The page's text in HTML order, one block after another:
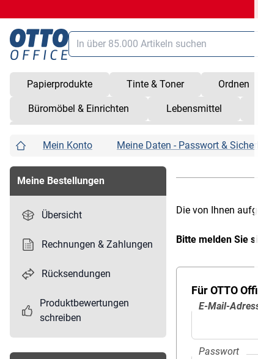
Hauptinhalt (Navigation überspringen)
Suche
Warenkorb
shift +
Kurzbefehle öffnen/schließen
shift + alt + Z
Suche
Papierprodukte Tinte & Toner Ordnen
Büromöbel & Einrichten Lebensmittel
Mein Konto Meine Daten - Passwort &
Meine Bestellungen
Übersicht
Rechnungen & Zahlungen
Rücksendungen
Produktbewertungen
schreiben
Die von Ihnen
Bitte melden Sie
Für OTTO
E-Mail-
Passwort